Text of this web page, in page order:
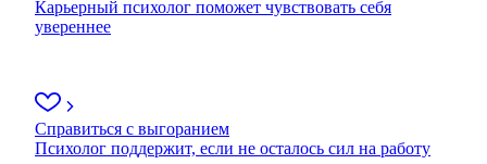
Карьерный психолог поможет чувствовать себя
увереннее
Справиться с выгоранием
Психолог поддержит, если не осталось сил на работу